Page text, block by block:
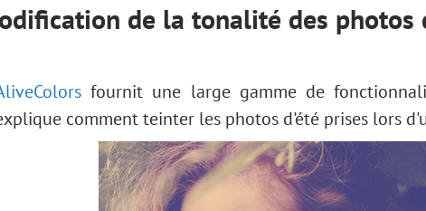
de la tonalité des photos
fournit une large gamme de
comment teinter les photos d'été prises lors